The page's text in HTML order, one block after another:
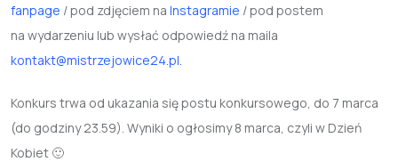
fanpage / pod zdjęciem na Instagramie / pod postem
na wydarzeniu lub wysłać odpowiedź na maila
kontakt@mistrzejowice24.pl.
Konkurs trwa od ukazania się postu konkursowego, do 7 marca
(do godziny 23.59). Wyniki o ogłosimy 8 marca, czyli w Dzień
Kobiet 🙂